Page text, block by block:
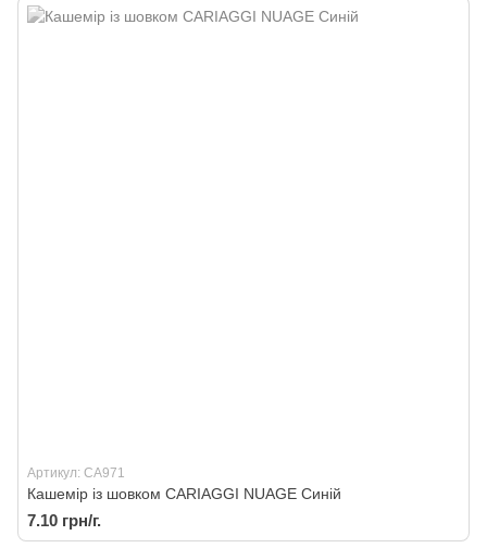
Артикул: CA971
Кашемір із шовком CARIAGGI NUAGE Синій
7.10 грн/г.